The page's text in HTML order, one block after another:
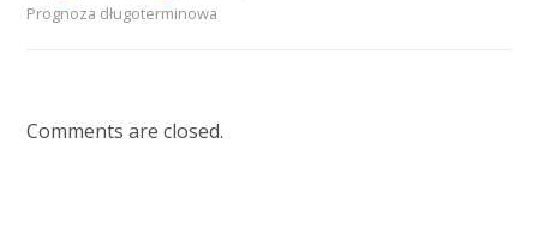
Prognoza długoterminowa
Comments are closed.